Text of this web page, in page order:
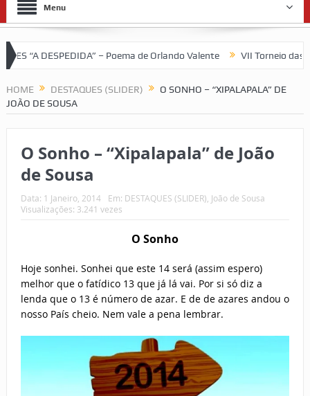
Menu
– Poema de Orlando Valente VII Torneio das Traseiras –
HOME DESTAQUES (SLIDER)
O SONHO – “XIPALAPALA” DE
JOÃO DE SOUSA
O Sonho – “Xipalapala” de João
de Sousa
Data: 1 Janeiro, 2014 Em: DESTAQUES (SLIDER) João de Sousa
Visualizações: 3.241 vezes
O Sonho
Hoje sonhei. Sonhei que este 14 será (assim espero)
melhor que o fatídico 13 que já lá vai. Por si só diz a
lenda que o 13 é número de azar. E de de azares andou o
nosso País cheio. Nem vale a pena lembrar.